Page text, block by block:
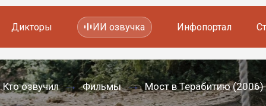
Фильмов и сериалов
Мультфильмов
YouTube каналов
Дикторы ИИ озвучка Инфопортал
Кто озвучил Фильмы Мост в Терабитию (2006)